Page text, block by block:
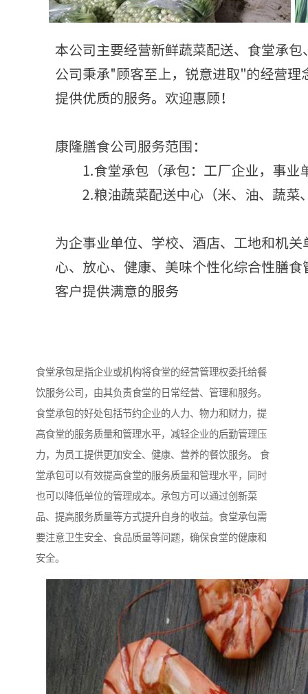
食堂承包是指企业或机构将食堂的经营管理权委托给餐
饮服务公司，由其负责食堂的日常经营、管理和服务。
食堂承包的好处包括节约企业的人力、物力和财力，提
高食堂的服务质量和管理水平，减轻企业的后勤管理压
力，为员工提供更加安全、健康、营养的餐饮服务。 食
堂承包可以有效提高食堂的服务质量和管理水平，同时
也可以降低单位的管理成本。承包方可以通过创新菜
品、提高服务质量等方式提升自身的收益。食堂承包需
要注意卫生安全、食品质量等问题，确保食堂的健康和
安全。